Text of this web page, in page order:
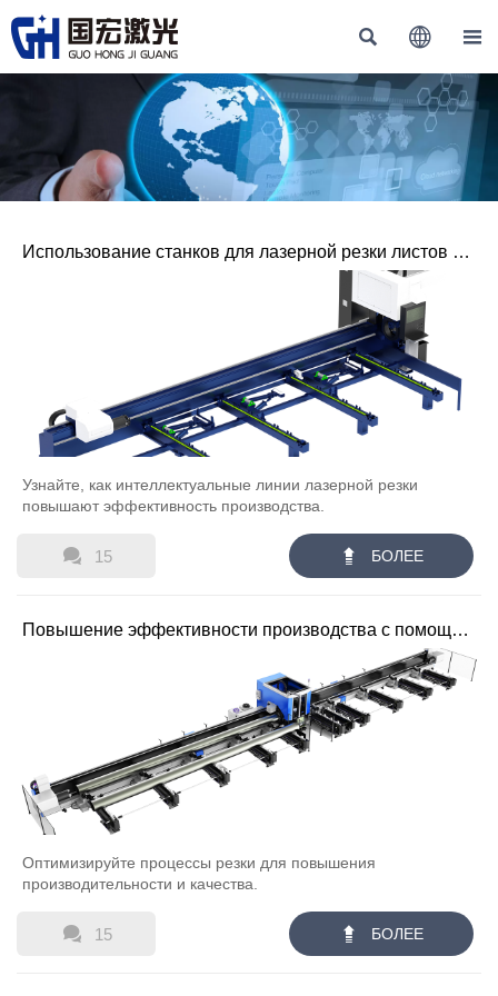
  
Использование станков для лазерной резки листов и
Узнайте, как интеллектуальные линии лазерной резки
повышают эффективность производства.
 15  БОЛЕЕ
Повышение эффективности производства с помощью
Оптимизируйте процессы резки для повышения
производительности и качества.
 15  БОЛЕЕ